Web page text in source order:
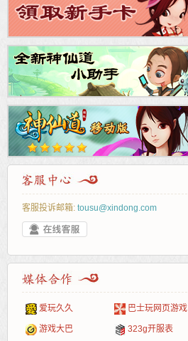
客服投诉邮箱: tousu@xindong.com
爱玩久久 巴士玩网页游戏
游戏大巴 323g开服表